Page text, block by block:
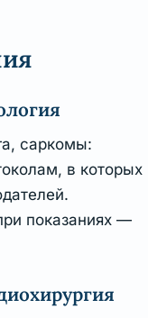
саркомы:
в которых
показаниях —